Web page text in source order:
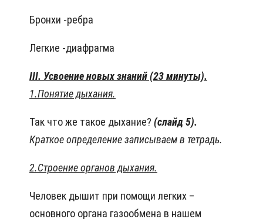
Бронхи -ребра
Легкие -диафрагма
III. Усвоение новых знаний (23 минуты).
1.Понятие дыхания.
Так что же такое дыхание? (слайд 5).
Краткое определение записываем в тетрадь.
2.Строение органов дыхания.
Человек дышит при помощи легких –
основного органа газообмена в нашем